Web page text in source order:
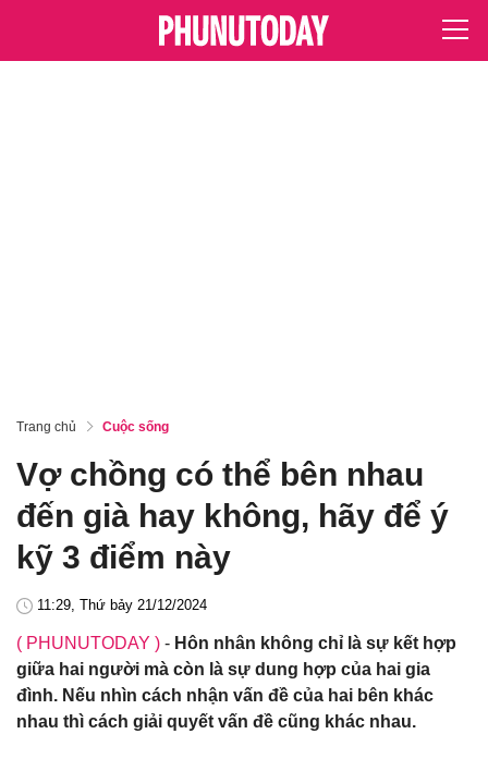
Trang chủ Cuộc sống
Vợ chồng có thể bên nhau
đến già hay không, hãy để ý
kỹ 3 điểm này
11:29, Thứ bảy 21/12/2024
( PHUNUTODAY ) - Hôn nhân không chỉ là sự kết hợp
giữa hai người mà còn là sự dung hợp của hai gia
đình. Nếu nhìn cách nhận vấn đề của hai bên khác
nhau thì cách giải quyết vấn đề cũng khác nhau.